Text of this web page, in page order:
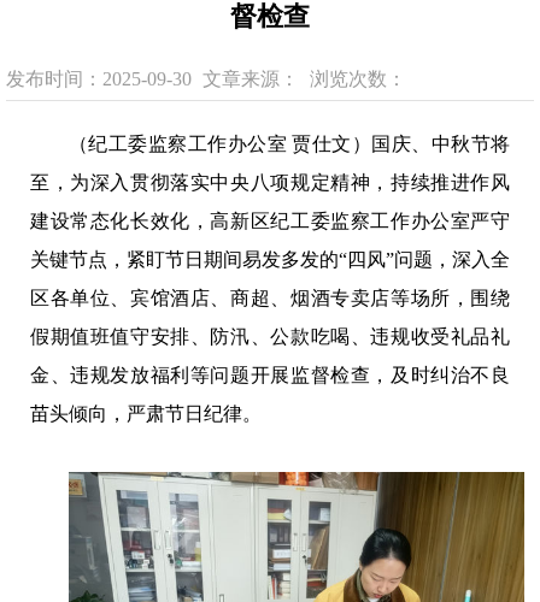
督检查
发布时间：2025-09-30 文章来源： 浏览次数：
（纪工委监察工作办公室 贾仕文）国庆、中秋节将
至，为深入贯彻落实中央八项规定精神，持续推进作风
建设常态化长效化，高新区纪工委监察工作办公室严守
关键节点，紧盯节日期间易发多发的“四风”问题，深入全
区各单位、宾馆酒店、商超、烟酒专卖店等场所，围绕
假期值班值守安排、防汛、公款吃喝、违规收受礼品礼
金、违规发放福利等问题开展监督检查，及时纠治不良
苗头倾向，严肃节日纪律。